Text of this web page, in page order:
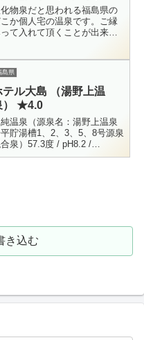
物泉だと思われる福島県の
こか個人宅の温泉です。ご縁
て入れて頂くことが出来ま
島県
テル大島 （湯野上温
） ★4.0
温泉（源泉名：湯野上温泉
貯湯槽1、2、3、5、8号源泉
泉）57.3度 / pH8.2 /
= 112.7 / K+ = 2.5
き込む